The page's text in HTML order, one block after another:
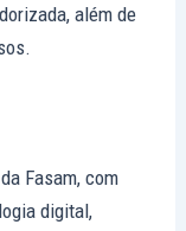
além de
Fasam, com
digital,